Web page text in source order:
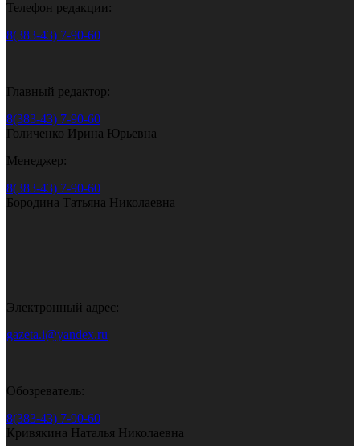
Телефон редакции:
8(383-43) 7-90-60
Главный редактор:
8(383-43) 7-90-60
Голиченко Ирина Юрьевна
Менеджер:
8(383-43) 7-90-60
Бородина Татьяна Николаевна
Электронный адрес:
gazeta.i@yandex.ru
Обозреватель:
8(383-43) 7-90-60
Кривякина Наталья Николаевна